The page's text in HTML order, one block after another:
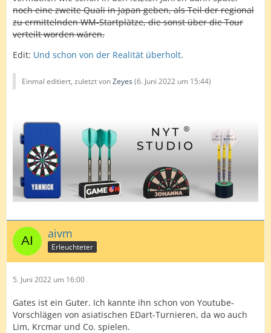
noch eine zweite Quali in Japan geben, als Teil der regional
zu ermittelnden WM-Startplätze, die sonst über die Tour
verteilt worden wären.
Edit: Und schon von der Realität überholt.
Einmal editiert, zuletzt vonZeyes(6. Juni 2022 um 15:44)
aivm
Erleuchteter
5. Juni 2022 um 16:00
Gates ist ein Guter. Ich kannte ihn schon von Youtube-
Vorschlägen von asiatischen EDart-Turnieren, da wo auch
Lim, Krcmar und Co. spielen.